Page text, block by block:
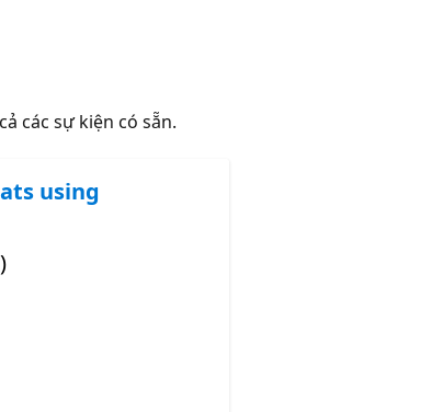
các sự kiện có sẵn.
using